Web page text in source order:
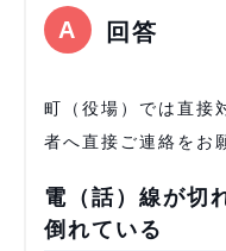
回答
町（役場）では直接
者へ直接ご連絡をお
電（話）線が切
倒れている